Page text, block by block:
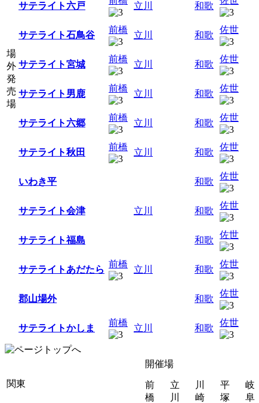
場
外
発
売
場
サテライト六戸 立川 和歌
サテライト石鳥谷
前橋
立川 和歌
佐世
サテライト宮城
前橋
立川 和歌
佐世
サテライト男鹿
前橋
立川 和歌
佐世
サテライト六郷
前橋
立川 和歌
佐世
サテライト秋田
前橋
立川 和歌
佐世
いわき平 和歌
佐世
サテライト会津 立川 和歌
佐世
サテライト福島 和歌
佐世
サテライトあだたら
前橋
立川 和歌
佐世
郡山場外 和歌
佐世
サテライトかしま
前橋
立川 和歌
佐世
関東
開催場
前
橋
立
川
川
崎
平
塚
岐
阜